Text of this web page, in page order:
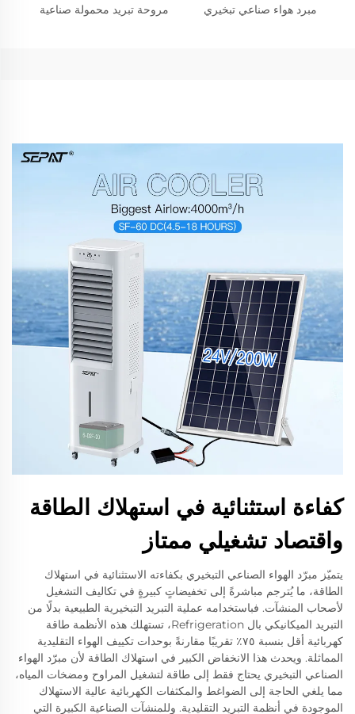
مبرد هواء صناعي تبخيري مروحة تبريد محمولة صناعية
كفاءة استثنائية في استهلاك الطاقة
واقتصاد تشغيلي ممتاز
يتميّز مبرّد الهواء الصناعي التبخيري بكفاءته الاستثنائية في استهلاك
الطاقة، ما يُترجم مباشرةً إلى تخفيضاتٍ كبيرةٍ في تكاليف التشغيل
لأصحاب المنشآت. فباستخدامه عملية التبريد التبخيرية الطبيعية بدلًا من
التبريد الميكانيكي بال Refrigeration، تستهلك هذه الأنظمة طاقة
كهربائية أقل بنسبة ٧٥٪ تقريبًا مقارنةً بوحدات تكييف الهواء التقليدية
المماثلة. ويحدث هذا الانخفاض الكبير في استهلاك الطاقة لأن مبرّد الهواء
الصناعي التبخيري يحتاج فقط إلى طاقة لتشغيل المراوح ومضخات المياه،
مما يلغي الحاجة إلى الضواغط والمكثفات الكهربائية عالية الاستهلاك
الموجودة في أنظمة التبريد التقليدية. وللمنشآت الصناعية الكبيرة التي